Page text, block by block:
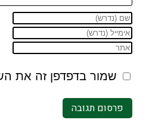
שמור בדפדפן זה את